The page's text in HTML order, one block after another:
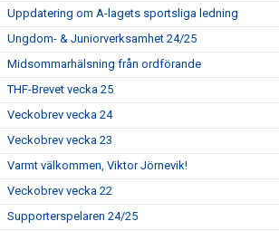
Uppdatering om A-lagets sportsliga ledning
Ungdom- & Juniorverksamhet 24/25
Midsommarhälsning från ordförande
THF-Brevet vecka 25
Veckobrev vecka 24
Veckobrev vecka 23
Varmt välkommen, Viktor Jörnevik!
Veckobrev vecka 22
Supporterspelaren 24/25